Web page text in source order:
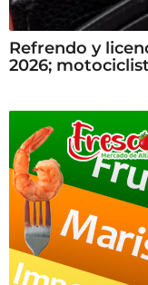
Refrendo y
2026;